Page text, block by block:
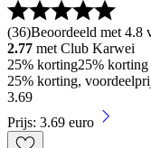
(36)Beoordeeld met 4.8
2.77 met Club Karwei
25% korting25% korting
25% korting,
3.69
Prijs: 3.69 euro